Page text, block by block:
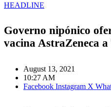
HEADLINE
Governo nipónico
vacina AstraZeneca
August 13, 2021
10:27 AM
Facebook Instagram X